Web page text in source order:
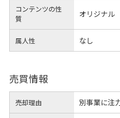
コンテンツの性
質
オリジナル
属人性 なし
売買情報
売却理由 別事業に注